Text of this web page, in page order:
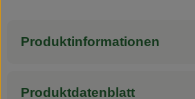
Produktinformationen
Produktdatenblatt